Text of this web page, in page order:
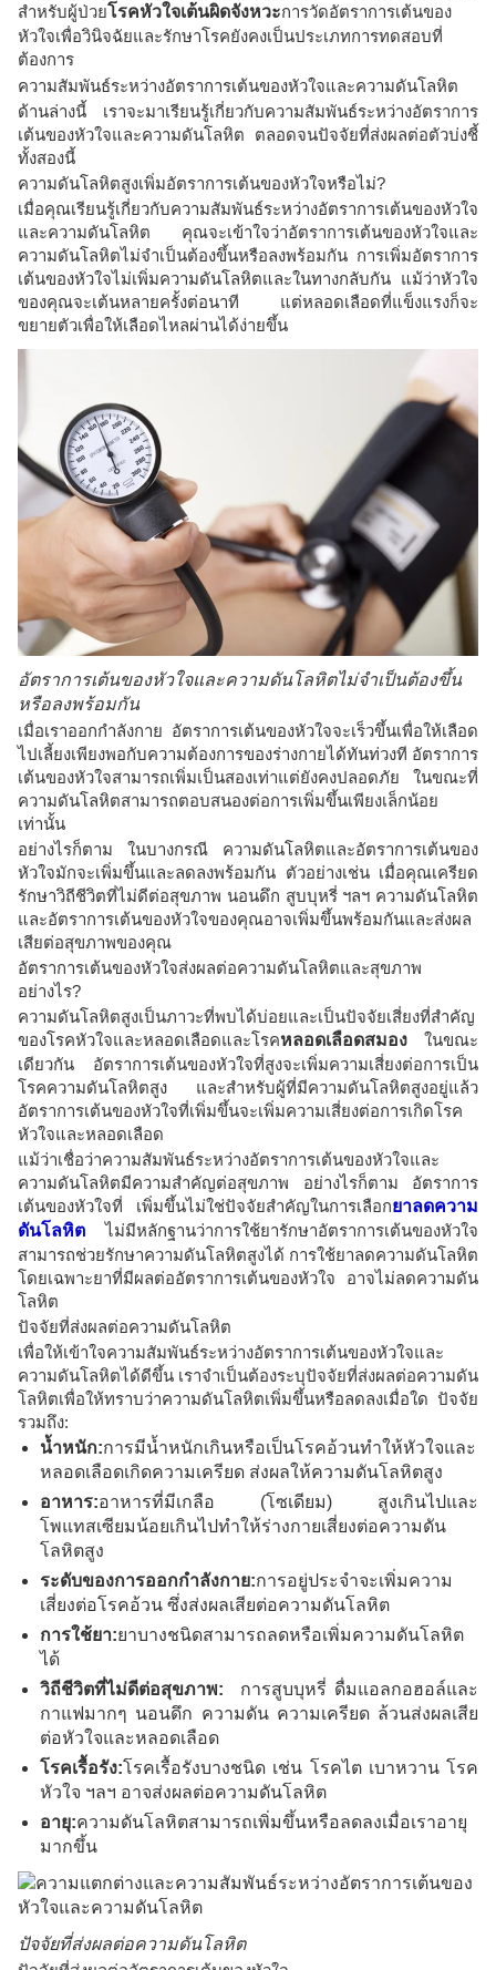
สำหรับผู้ป่วยโรคหัวใจเต้นผิดจังหวะการวัดอัตราการเต้นของ
หัวใจเพื่อวินิจฉัยและรักษาโรคยังคงเป็นประเภทการทดสอบที่
ต้องการ
ความสัมพันธ์ระหว่างอัตราการเต้นของหัวใจและความดันโลหิต
ด้านล่างนี้ เราจะมาเรียนรู้เกี่ยวกับความสัมพันธ์ระหว่างอัตราการ
เต้นของหัวใจและความดันโลหิต ตลอดจนปัจจัยที่ส่งผลต่อตัวบ่งชี้
ทั้งสองนี้
ความดันโลหิตสูงเพิ่มอัตราการเต้นของหัวใจหรือไม่?
เมื่อคุณเรียนรู้เกี่ยวกับความสัมพันธ์ระหว่างอัตราการเต้นของหัวใจ
และความดันโลหิต คุณจะเข้าใจว่าอัตราการเต้นของหัวใจและ
ความดันโลหิตไม่จำเป็นต้องขึ้นหรือลงพร้อมกัน การเพิ่มอัตราการ
เต้นของหัวใจไม่เพิ่มความดันโลหิตและในทางกลับกัน แม้ว่าหัวใจ
ของคุณจะเต้นหลายครั้งต่อนาที แต่หลอดเลือดที่แข็งแรงก็จะ
ขยายตัวเพื่อให้เลือดไหลผ่านได้ง่ายขึ้น
อัตราการเต้นของหัวใจและความดันโลหิตไม่จำเป็นต้องขึ้น
หรือลงพร้อมกัน
เมื่อเราออกกำลังกาย อัตราการเต้นของหัวใจจะเร็วขึ้นเพื่อให้เลือด
ไปเลี้ยงเพียงพอกับความต้องการของร่างกายได้ทันท่วงที อัตราการ
เต้นของหัวใจสามารถเพิ่มเป็นสองเท่าแต่ยังคงปลอดภัย ในขณะที่
ความดันโลหิตสามารถตอบสนองต่อการเพิ่มขึ้นเพียงเล็กน้อย
เท่านั้น
อย่างไรก็ตาม ในบางกรณี ความดันโลหิตและอัตราการเต้นของ
หัวใจมักจะเพิ่มขึ้นและลดลงพร้อมกัน ตัวอย่างเช่น เมื่อคุณเครียด
รักษาวิถีชีวิตที่ไม่ดีต่อสุขภาพ นอนดึก สูบบุหรี่ ฯลฯ ความดันโลหิต
และอัตราการเต้นของหัวใจของคุณอาจเพิ่มขึ้นพร้อมกันและส่งผล
เสียต่อสุขภาพของคุณ
อัตราการเต้นของหัวใจส่งผลต่อความดันโลหิตและสุขภาพ
อย่างไร?
ความดันโลหิตสูงเป็นภาวะที่พบได้บ่อยและเป็นปัจจัยเสี่ยงที่สำคัญ
ของโรคหัวใจและหลอดเลือดและโรคหลอดเลือดสมอง ในขณะ
เดียวกัน อัตราการเต้นของหัวใจที่สูงจะเพิ่มความเสี่ยงต่อการเป็น
โรคความดันโลหิตสูง และสำหรับผู้ที่มีความดันโลหิตสูงอยู่แล้ว
อัตราการเต้นของหัวใจที่เพิ่มขึ้นจะเพิ่มความเสี่ยงต่อการเกิดโรค
หัวใจและหลอดเลือด
แม้ว่าเชื่อว่าความสัมพันธ์ระหว่างอัตราการเต้นของหัวใจและ
ความดันโลหิตมีความสำคัญต่อสุขภาพ อย่างไรก็ตาม อัตราการ
เต้นของหัวใจที่ เพิ่มขึ้นไม่ใช่ปัจจัยสำคัญในการเลือกยาลดความ
ดันโลหิตไม่มีหลักฐานว่าการใช้ยารักษาอัตราการเต้นของหัวใจ
สามารถช่วยรักษาความดันโลหิตสูงได้ การใช้ยาลดความดันโลหิต
โดยเฉพาะยาที่มีผลต่ออัตราการเต้นของหัวใจ อาจไม่ลดความดัน
โลหิต
ปัจจัยที่ส่งผลต่อความดันโลหิต
เพื่อให้เข้าใจความสัมพันธ์ระหว่างอัตราการเต้นของหัวใจและ
ความดันโลหิตได้ดีขึ้น เราจำเป็นต้องระบุปัจจัยที่ส่งผลต่อความดัน
โลหิตเพื่อให้ทราบว่าความดันโลหิตเพิ่มขึ้นหรือลดลงเมื่อใด ปัจจัย
รวมถึง:
น้ำหนัก:การมีน้ำหนักเกินหรือเป็นโรคอ้วนทำให้หัวใจและ
หลอดเลือดเกิดความเครียด ส่งผลให้ความดันโลหิตสูง
อาหาร:อาหารที่มีเกลือ (โซเดียม) สูงเกินไปและ
โพแทสเซียมน้อยเกินไปทำให้ร่างกายเสี่ยงต่อความดัน
โลหิตสูง
ระดับของการออกกำลังกาย:การอยู่ประจำจะเพิ่มความ
เสี่ยงต่อโรคอ้วน ซึ่งส่งผลเสียต่อความดันโลหิต
การใช้ยา:ยาบางชนิดสามารถลดหรือเพิ่มความดันโลหิต
ได้
วิถีชีวิตที่ไม่ดีต่อสุขภาพ: การสูบบุหรี่ ดื่มแอลกอฮอล์และ
กาแฟมากๆ นอนดึก ความดัน ความเครียด ล้วนส่งผลเสีย
ต่อหัวใจและหลอดเลือด
โรคเรื้อรัง:โรคเรื้อรังบางชนิด เช่น โรคไต เบาหวาน โรค
หัวใจ ฯลฯ อาจส่งผลต่อความดันโลหิต
อายุ:ความดันโลหิตสามารถเพิ่มขึ้นหรือลดลงเมื่อเราอายุ
มากขึ้น
ปัจจัยที่ส่งผลต่อความดันโลหิต